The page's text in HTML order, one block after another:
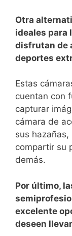
Otra⁤
ideales ‌para
disfrutan de
deportes
Estas
cuentan con‌
capturar
cámara de
sus
compartir su
demás.
Por último,
excelente⁤
deseen